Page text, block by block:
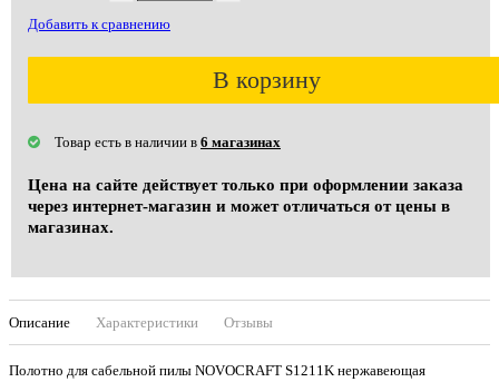
Добавить к сравнению
В корзину
Товар есть в наличии в 6 магазинах
Цена на сайте действует только при оформлении заказа
через интернет-магазин и может отличаться от цены в
магазинах.
Описание Характеристики Отзывы
Полотно для сабельной пилы NOVOCRAFT S1211K нержавеющая